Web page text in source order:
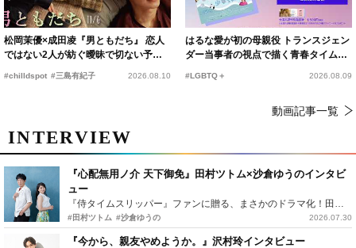
松岡茉優×成田凌『男ともだち』 恋人
ではない2人が紡ぐ曖昧で切ない予告
#chilldspot #三島有紀子 2026.08.10
はるな愛が初の母親役 トランスジェン
ダー当事者の視点で描く青春タイムス
#LGBTQ＋ 2026.08.09
動画記事一覧
INTERVIEW
『心配無用ノ介 天下御免』田村ツトム×沙倉ゆうのインタビ
ュー
『侍タイムスリッパー』ファンに贈る、まさかのドラマ化！田村ツトム×沙倉ゆうのが語る『心配無用ノ介』撮影秘話
#田村ツトム #沙倉ゆうの 2026.07.30
『今から、親友やめようか。』沢村玲インタビュー